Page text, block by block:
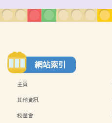
網站索引
主頁
其他資訊
校董會